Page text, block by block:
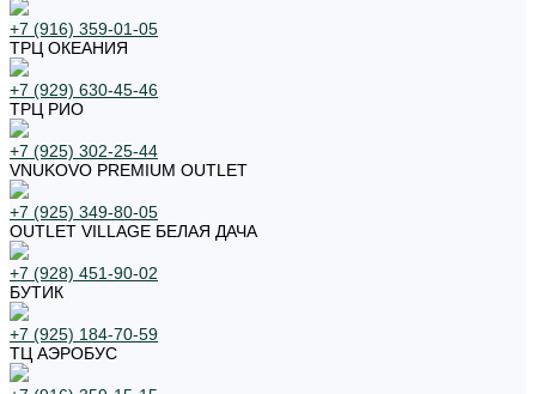
+7 (916) 359-01-05
ТРЦ ОКЕАНИЯ
+7 (929) 630-45-46
ТРЦ РИО
+7 (925) 302-25-44
VNUKOVO PREMIUM OUTLET
+7 (925) 349-80-05
OUTLET VILLAGE БЕЛАЯ ДАЧА
+7 (928) 451-90-02
БУТИК
+7 (925) 184-70-59
ТЦ АЭРОБУС